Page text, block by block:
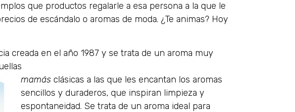
que productos regalarle a esa persona a la que le
de escándalo o aromas de moda. ¿Te animas? Hoy
creada en el año 1987 y se trata de un aroma muy
mamás clásicas a las que les encantan los aromas
sencillos y duraderos, que inspiran limpieza y
espontaneidad. Se trata de un aroma ideal para